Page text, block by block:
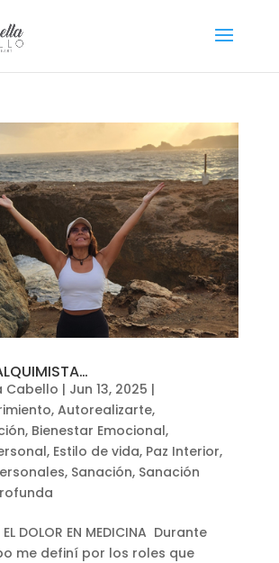
Cabello | Jun 13, 2025 |
, Autorealizarte,
, Bienestar Emocional,
, Estilo de vida, Paz Interior,
, Sanación, Sanación
EL DOLOR EN MEDICINA Durante
me definí por los roles que